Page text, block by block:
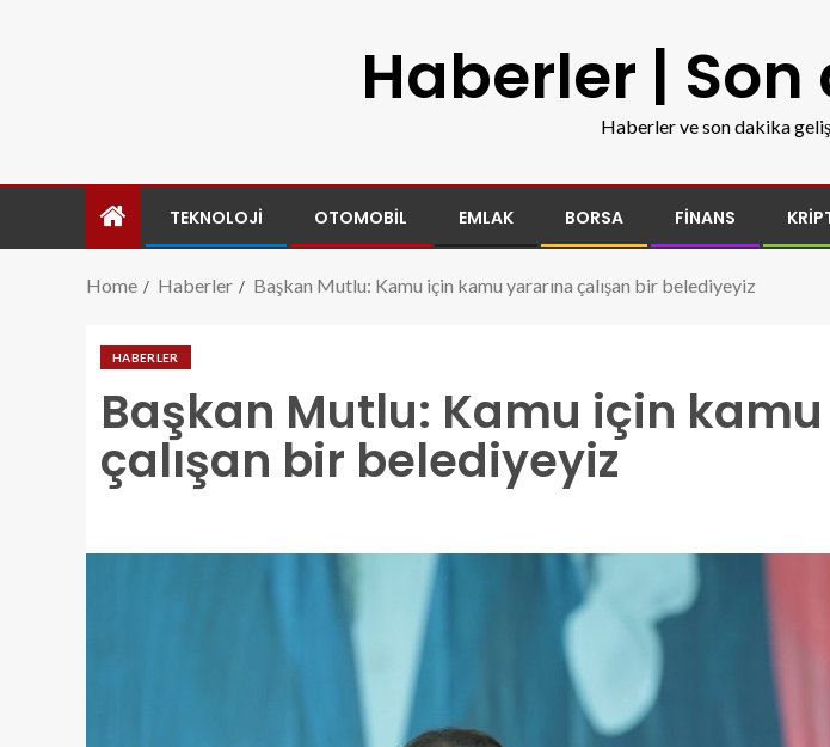
Haberler |
Haberler ve son dakika
TEKNOLOJI OTOMOBIL EMLAK BORSA FINANS
Home Haberler Başkan Mutlu: Kamu için kamu yararına çalışan bir belediyeyiz
HABERLER
Başkan Mutlu: Kamu için
çalışan bir belediyeyiz